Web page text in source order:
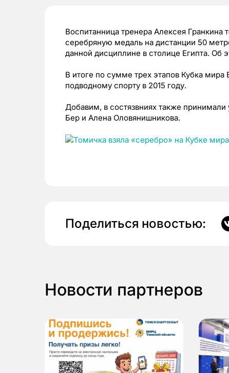
Воспитанница тренера Алексея Гранкина
серебряную медаль на дистанции 50
данной дисциплине в столице Египта.
В итоге по сумме трех этапов Кубка мира
подводному спорту в 2015 году.
Добавим, в состязвниях также
Бер и Алена Оловянишникова.
Поделиться новостью:
Новости партнеров